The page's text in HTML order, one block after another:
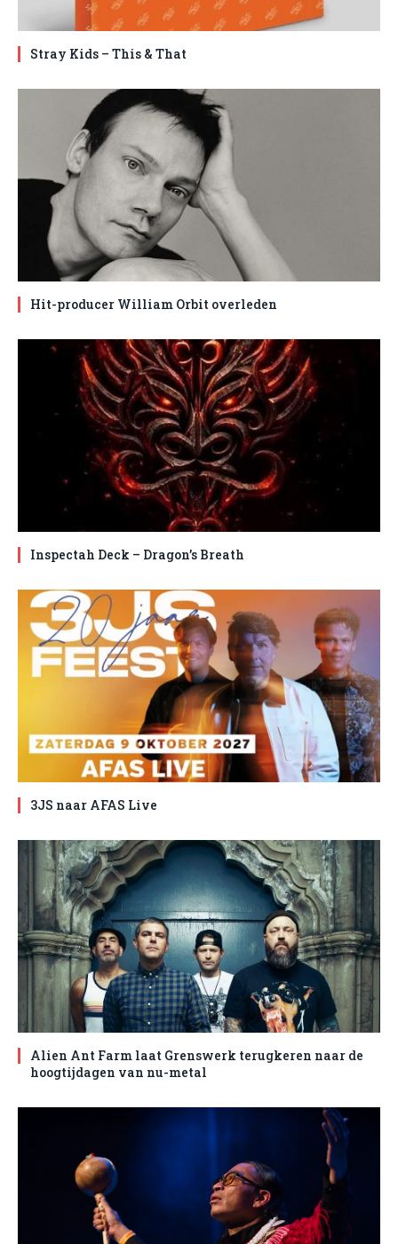
Stray Kids – This & That
Hit-producer William Orbit overleden
Inspectah Deck – Dragon’s Breath
3JS naar AFAS Live
Alien Ant Farm laat Grenswerk terugkeren naar de
hoogtijdagen van nu-metal